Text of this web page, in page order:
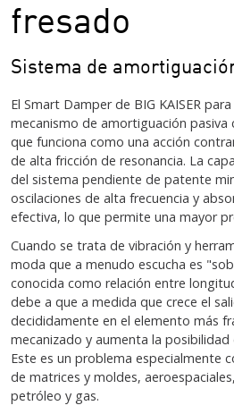
fresado
Sistema de
El Smart Damper de BIG KAISER
mecanismo de amortiguación
que funciona como una acción
de alta fricción de resonancia. La
del sistema pendiente de patente
oscilaciones de alta frecuencia y
efectiva, lo que permite una mayor
Cuando se trata de vibración y
moda que a menudo escucha es
conocida como relación entre
debe a que a medida que crece el
decididamente en el elemento más
mecanizado y aumenta la posibilidad
Este es un problema especialmente
de matrices y moldes,
petróleo y gas.